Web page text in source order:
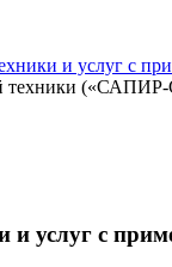
и услуг с
техники
и услуг с